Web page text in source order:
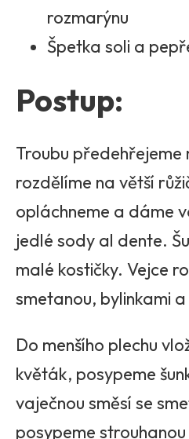
rozmarýnu
Špetka soli a
Postup:
Troubu předehřejeme
rozdělíme na větší
opláchneme a dáme
jedlé sody al dente.
malé kostičky. Vejce
smetanou, bylinkami
Do menšího plechu
květák, posypeme
vaječnou směsí se
posypeme